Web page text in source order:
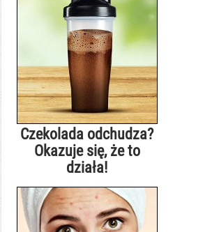
Czekolada odchudza?
Okazuje się, że to
działa!